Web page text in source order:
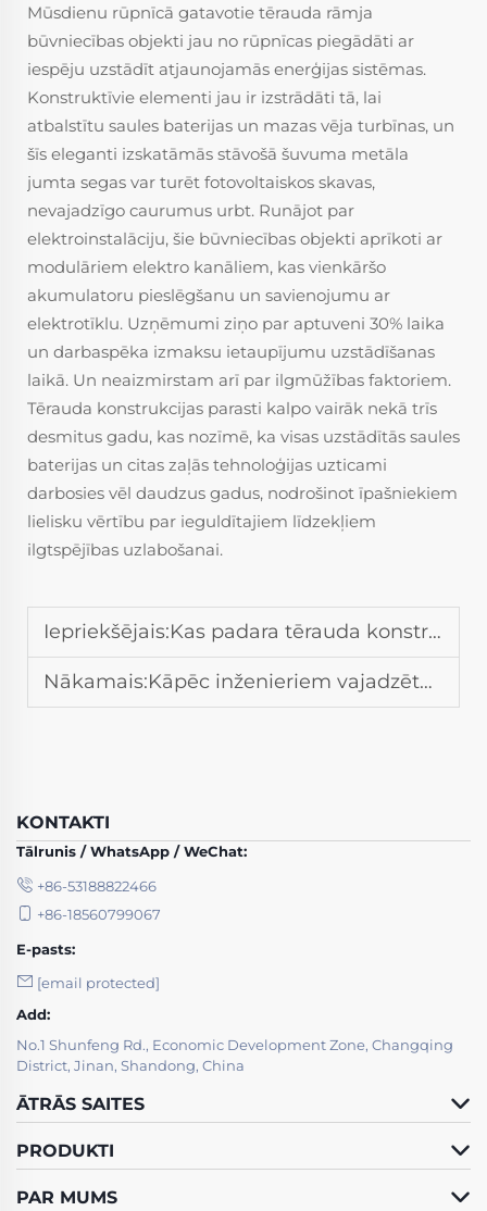
Mūsdienu rūpnīcā gatavotie tērauda rāmja
būvniecības objekti jau no rūpnīcas piegādāti ar
iespēju uzstādīt atjaunojamās enerģijas sistēmas.
Konstruktīvie elementi jau ir izstrādāti tā, lai
atbalstītu saules baterijas un mazas vēja turbīnas, un
šīs eleganti izskatāmās stāvošā šuvuma metāla
jumta segas var turēt fotovoltaiskos skavas,
nevajadzīgo caurumus urbt. Runājot par
elektroinstalāciju, šie būvniecības objekti aprīkoti ar
modulāriem elektro kanāliem, kas vienkāršo
akumulatoru pieslēgšanu un savienojumu ar
elektrotīklu. Uzņēmumi ziņo par aptuveni 30% laika
un darbaspēka izmaksu ietaupījumu uzstādīšanas
laikā. Un neaizmirstam arī par ilgmūžības faktoriem.
Tērauda konstrukcijas parasti kalpo vairāk nekā trīs
desmitus gadu, kas nozīmē, ka visas uzstādītās saules
baterijas un citas zaļās tehnoloģijas uzticami
darbosies vēl daudzus gadus, nodrošinot īpašniekiem
lielisku vērtību par ieguldītajiem līdzekļiem
ilgtspējības uzlabošanai.
Iepriekšējais:Kas padara tērauda konstrukciju par ilgtspējīgu risinājumu pasaules būvniecībai
Nākamais:Kāpēc inženieriem vajadzētu dot priekšroku tērauda konstrukcijām liela izmēra celtnēm
KONTAKTI
Tālrunis / WhatsApp / WeChat:
+86-53188822466
+86-18560799067
E-pasts:
[email protected]
Add:
No.1 Shunfeng Rd., Economic Development Zone, Changqing
District, Jinan, Shandong, China
ĀTRĀS SAITES
PRODUKTI
PAR MUMS